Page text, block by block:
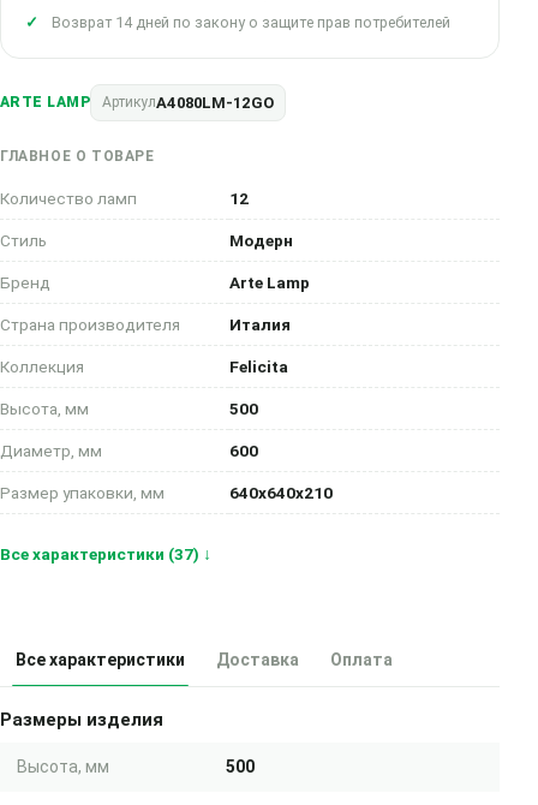
ARTE LAMP АртикулA4080LM-12GO
ГЛАВНОЕ О ТОВАРЕ
Количество ламп 12
Стиль Модерн
Бренд Arte Lamp
Страна производителя Италия
Коллекция Felicita
Высота, мм 500
Диаметр, мм 600
Размер упаковки, мм 640x640x210
Все характеристики (37) ↓
Возврат 14 дней по закону о защите прав потребителей
Все характеристики Доставка Оплата
Размеры изделия
Высота, мм 500